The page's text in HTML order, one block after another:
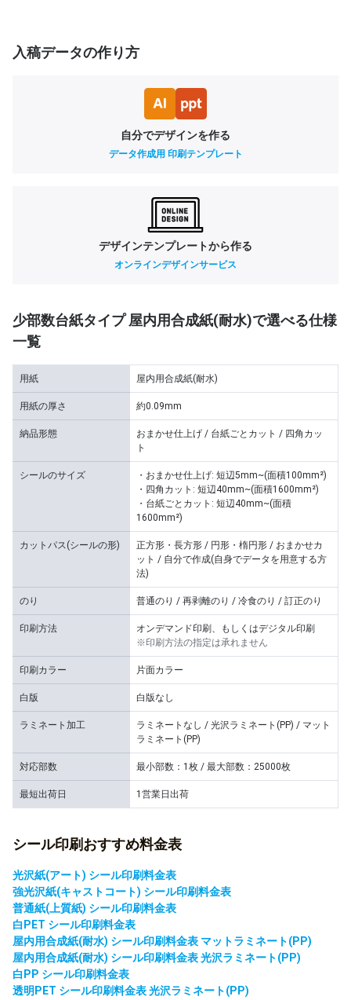
入稿データの作り方
自分でデザインを作る
データ作成用 印刷テンプレート
デザインテンプレートから作る
オンラインデザインサービス
少部数台紙タイプ 屋内用合成紙(耐水)で選べる仕様
一覧
用紙 屋内用合成紙(耐水)
用紙の厚さ 約0.09mm
納品形態
おまかせ仕上げ / 台紙ごとカット / 四角カッ
ト
シールのサイズ
・おまかせ仕上げ: 短辺5mm~(面積100mm²)
・四角カット: 短辺40mm~(面積1600mm²)
・台紙ごとカット: 短辺40mm~(面積
1600mm²)
カットパス(シールの形)
正方形・長方形 / 円形・楕円形 / おまかせカ
ット / 自分で作成(自身でデータを用意する方
法)
のり 普通のり / 再剥離のり / 冷食のり / 訂正のり
印刷方法
オンデマンド印刷、もしくはデジタル印刷
※印刷方法の指定は承れません
印刷カラー 片面カラー
白版 白版なし
ラミネート加工
ラミネートなし / 光沢ラミネート(PP) / マット
ラミネート(PP)
対応部数 最小部数：1枚 / 最大部数：25000枚
最短出荷日 1営業日出荷
シール印刷おすすめ料金表
光沢紙(アート) シール印刷料金表
強光沢紙(キャストコート) シール印刷料金表
普通紙(上質紙) シール印刷料金表
白PET シール印刷料金表
屋内用合成紙(耐水) シール印刷料金表 マットラミネート(PP)
屋内用合成紙(耐水) シール印刷料金表 光沢ラミネート(PP)
白PP シール印刷料金表
透明PET シール印刷料金表 光沢ラミネート(PP)